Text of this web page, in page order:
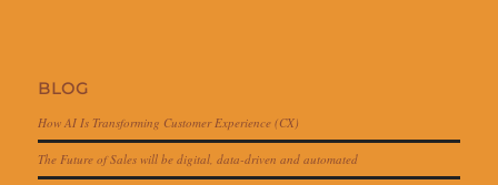
BLOG
How AI Is Transforming Customer Experience (CX)
The Future of Sales will be digital, data-driven and automated